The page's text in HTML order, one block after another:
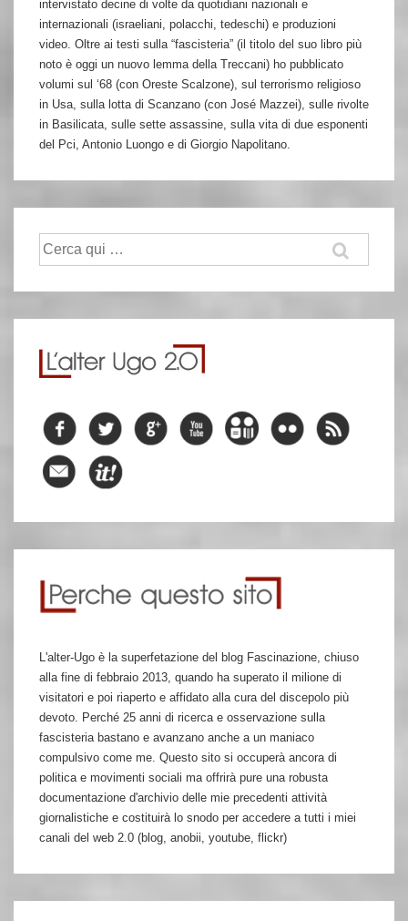
intervistato decine di volte da quotidiani nazionali e
internazionali (israeliani, polacchi, tedeschi) e produzioni
video. Oltre ai testi sulla “fascisteria” (il titolo del suo libro più
noto è oggi un nuovo lemma della Treccani) ho pubblicato
volumi sul ‘68 (con Oreste Scalzone), sul terrorismo religioso
in Usa, sulla lotta di Scanzano (con José Mazzei), sulle rivolte
in Basilicata, sulle sette assassine, sulla vita di due esponenti
del Pci, Antonio Luongo e di Giorgio Napolitano.
Cerca:
L'alter-Ugo è la superfetazione del blog Fascinazione, chiuso
alla fine di febbraio 2013, quando ha superato il milione di
visitatori e poi riaperto e affidato alla cura del discepolo più
devoto. Perché 25 anni di ricerca e osservazione sulla
fascisteria bastano e avanzano anche a un maniaco
compulsivo come me. Questo sito si occuperà ancora di
politica e movimenti sociali ma offrirà pure una robusta
documentazione d'archivio delle mie precedenti attività
giornalistiche e costituirà lo snodo per accedere a tutti i miei
canali del web 2.0 (blog, anobii, youtube, flickr)